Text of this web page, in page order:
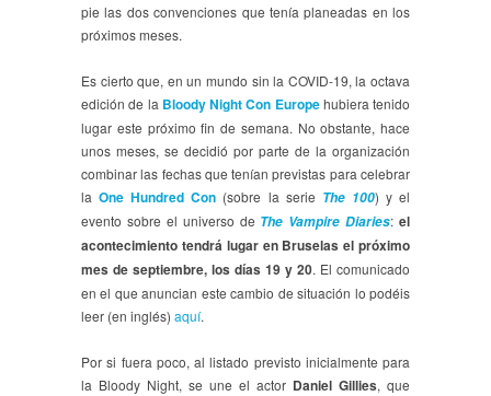
pie las dos convenciones que tenía planeadas en los
próximos meses.
Es cierto que, en un mundo sin la COVID-19, la octava
edición de la Bloody Night Con Europehubiera tenido
lugar este próximo fin de semana. No obstante, hace
unos meses, se decidió por parte de la organización
combinar las fechas que tenían previstas para celebrar
laOne Hundred Con (sobre la serie The 100) y el
evento sobre el universo de The Vampire Diaries: el
acontecimiento tendrá lugar en Bruselas el próximo
mes de septiembre, los días 19 y 20. El comunicado
en el que anuncian este cambio de situación lo podéis
leer (en inglés) aquí.
Por si fuera poco, al listado previsto inicialmente para
la Bloody Night, se une el actor Daniel Gillies, que